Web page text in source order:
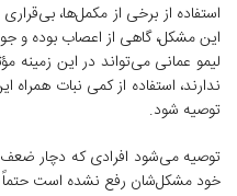
استفاده از برخی از مکمل‌ها،
این مشکل، گاهی از اعصاب بوده و
لیمو عمانی می‌تواند در این زمینه
ندارند، استفاده از کمی نبات
توصیه شود.
توصیه می‌شود افرادی که دچار
خود مشکل‌شان رفع نشده است حتماً